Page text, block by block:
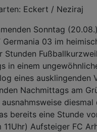
Eckert / Neziraj
Sonntag
Germania 03 im
Stunden
in einem
eines ausklingenden
Nachmittags am
bereits eine Stunde
11Uhr) Aufsteiger FC